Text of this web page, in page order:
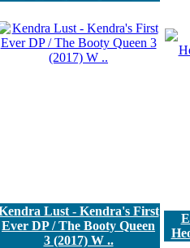
Lust - Kendra's First
Ever DP / The Booty Queen
3 (2017) W ..